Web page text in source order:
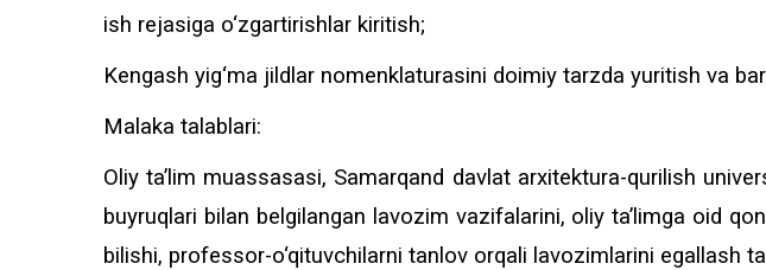
ish rejasiga o‘zgartirishlar kiritish;
Kengash yig‘ma jildlar nomenklaturasini doimiy tarzda yuritish va
Malaka talablari:
Oliy ta’lim muassasasi, Samarqand davlat arxitektura-qurilish
buyruqlari bilan belgilangan lavozim vazifalarini, oliy ta’limga oid
bilishi, professor-o‘qituvchilarni tanlov orqali lavozimlarini egallash